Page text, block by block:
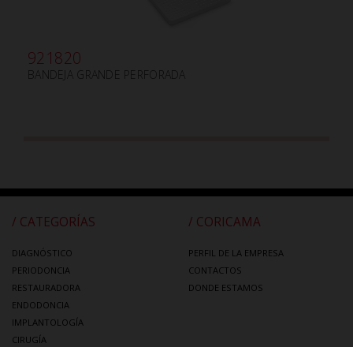
921820
BANDEJA GRANDE PERFORADA
/ CATEGORÍAS
DIAGNÓSTICO
PERIODONCIA
RESTAURADORA
ENDODONCIA
IMPLANTOLOGÍA
CIRUGÍA
/ CORICAMA
PERFIL DE LA EMPRESA
CONTACTOS
DONDE ESTAMOS